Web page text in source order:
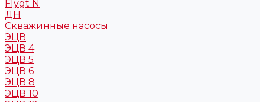
Flygt N
ДН
Скважинные насосы
ЭЦВ
ЭЦВ 4
ЭЦВ 5
ЭЦВ 6
ЭЦВ 8
ЭЦВ 10